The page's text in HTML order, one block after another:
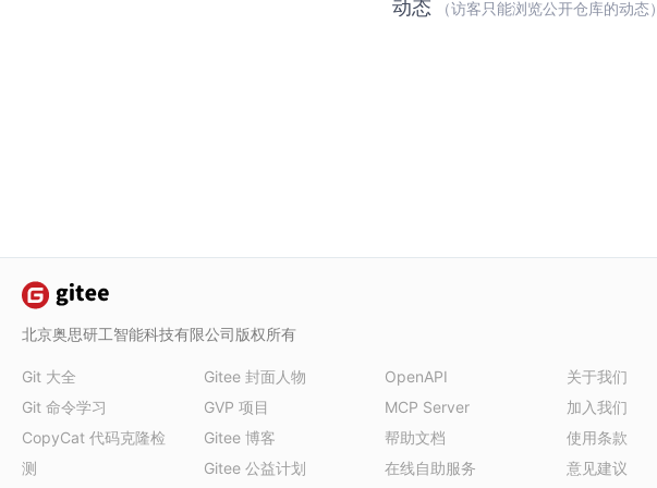
动态 （访客只能浏览公开仓库的动态）
北京奥思研工智能科技有限公司版权所有
Git 大全
Git 命令学习
CopyCat 代码克隆检
测
Gitee 封面人物
GVP 项目
Gitee 博客
Gitee 公益计划
OpenAPI
MCP Server
帮助文档
在线自助服务
关于我们
加入我们
使用条款
意见建议